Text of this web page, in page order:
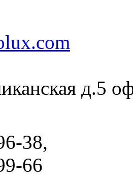
д.5
38,
66